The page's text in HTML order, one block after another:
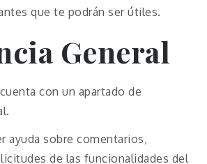
que te podrán ser útiles.
General
con un apartado de
ayuda sobre comentarios,
de las funcionalidades del